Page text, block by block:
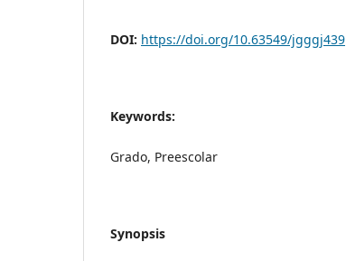
DOI: https://doi.org/10.63549/jgggj439
Keywords:
Grado, Preescolar
Synopsis